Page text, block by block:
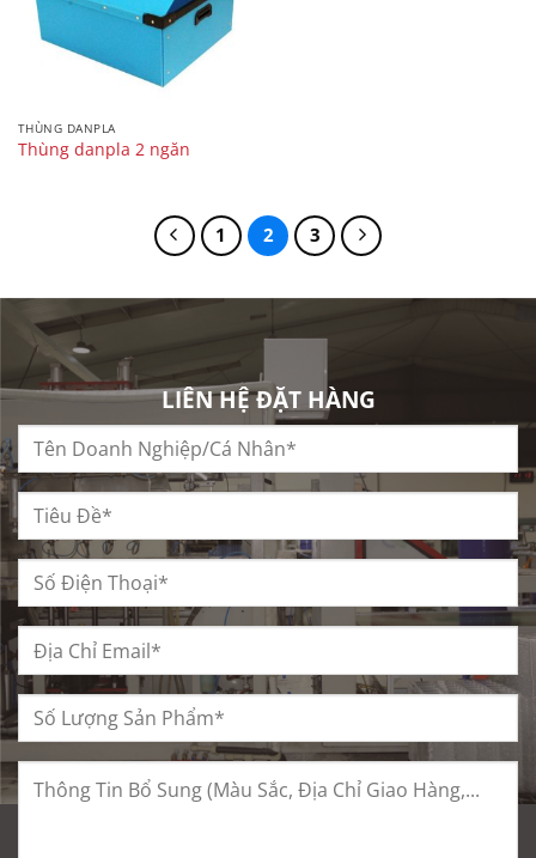
THÙNG DANPLA
Thùng danpla 2 ngăn
1 2 3
LIÊN HỆ ĐẶT HÀNG